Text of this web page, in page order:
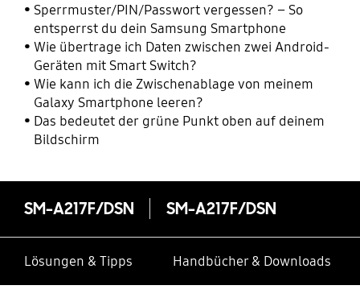
Sperrmuster/PIN/Passwort vergessen? – So
entsperrst du dein Samsung Smartphone
Wie übertrage ich Daten zwischen zwei Android-
Geräten mit Smart Switch?
Wie kann ich die Zwischenablage von meinem
Galaxy Smartphone leeren?
Das bedeutet der grüne Punkt oben auf deinem
Bildschirm
SM-A217F/DSN SM-A217F/DSN
Lösungen & Tipps Handbücher & Downloads